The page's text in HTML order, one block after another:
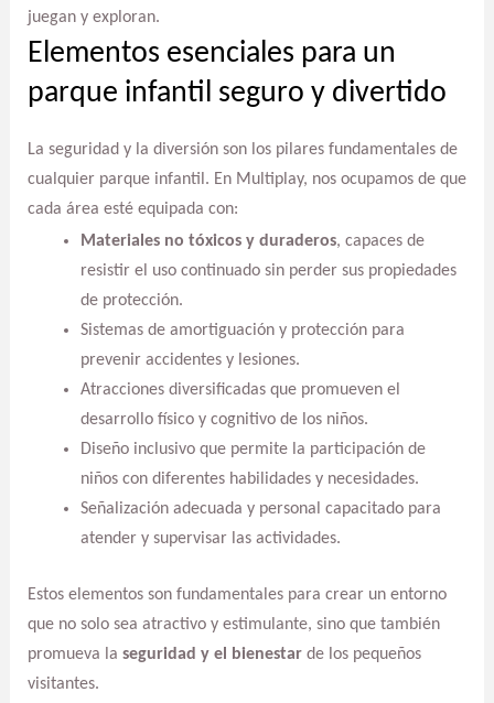
juegan y exploran.
Elementos esenciales para un
parque infantil seguro y divertido
La seguridad y la diversión son los pilares fundamentales de
cualquier parque infantil. En Multiplay, nos ocupamos de que
cada área esté equipada con:
Materiales no tóxicos y duraderos, capaces de
resistir el uso continuado sin perder sus propiedades
de protección.
Sistemas de amortiguación y protección para
prevenir accidentes y lesiones.
Atracciones diversificadas que promueven el
desarrollo físico y cognitivo de los niños.
Diseño inclusivo que permite la participación de
niños con diferentes habilidades y necesidades.
Señalización adecuada y personal capacitado para
atender y supervisar las actividades.
Estos elementos son fundamentales para crear un entorno
que no solo sea atractivo y estimulante, sino que también
promueva la seguridad y el bienestarde los pequeños
visitantes.